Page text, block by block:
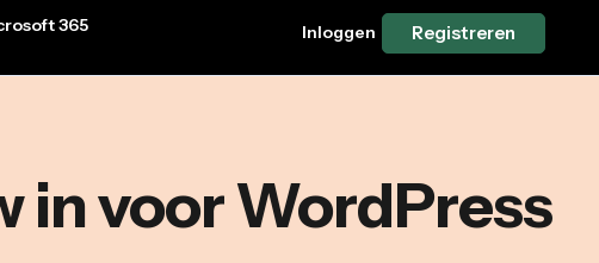
365
Inloggen Registreren
in voor WordPress